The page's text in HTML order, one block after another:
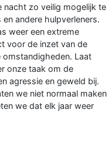
nacht zo veilig mogelijk te
andere hulpverleners.
weer een extreme
voor de inzet van de
omstandigheden. Laat
onze taak om de
agressie en geweld bij.
we niet normaal maken
we dat elk jaar weer